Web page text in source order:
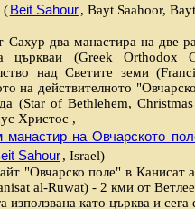
( Beit Sahour, Bayt Saahoor,
два манастира на две
църкваи (Greek Orthodox
над Светите земи
на действителното
(Star of Bethlehem,
Христос ,
манастир на Овчарското
Sahour, Israel)
"Овчарско поле" в
al-Ruwat) - 2 кми от
използвана като църква и